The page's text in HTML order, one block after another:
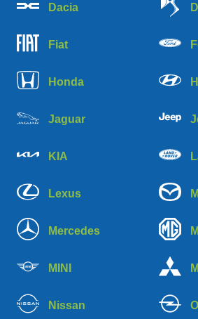
Dacia
Fiat
Honda
Jaguar
KIA
Lexus
Mercedes
MINI
Nissan